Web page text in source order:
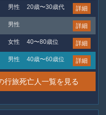
男性 20歳〜30歳代 詳細
男性 詳細
女性 40〜80歳位 詳細
男性 40歳〜60歳位 詳細
行旅死亡人一覧を見る